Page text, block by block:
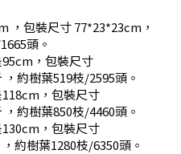
，包裝尺寸 77*23*23cm，
頭。
，包裝尺寸
約樹葉519枝/2595頭。
，包裝尺寸
約樹葉850枝/4460頭。
，包裝尺寸
約樹葉1280枝/6350頭。